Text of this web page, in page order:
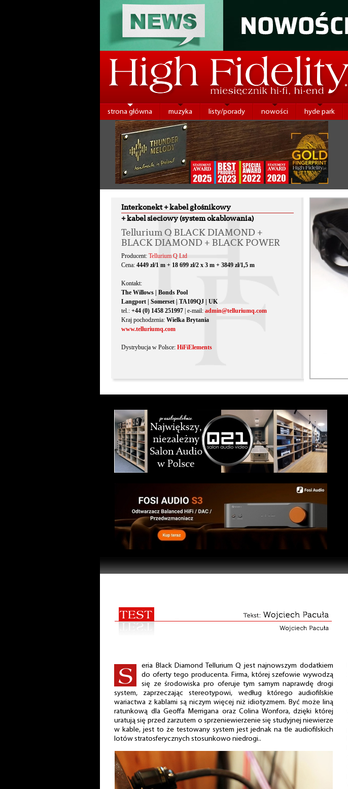
strona główna muzyka listy/porady nowości hyde park
Interkonekt + kabel głośnikowy
+ kabel sieciowy (system okablowania)
Tellurium Q BLACK DIAMOND +
BLACK DIAMOND + BLACK POWER
Producent: Tellurium Q Ltd
Cena: 4449 zł/1 m + 18 699 zł/2 x 3 m + 3849 zł/1,5 m
Kontakt:
The Willows | Bonds Pool
Langport | Somerset | TA109QJ | UK
tel.: +44 (0) 1458 251997 | e-mail: admin@telluriumq.com
Kraj pochodzenia: Wielka Brytania
www.telluriumq.com
Dystrybucja w Polsce: HiFiElements
eria Black Diamond Tellurium Q jest najnowszym dodatkiem
do oferty tego producenta. Firma, której szefowie wywodzą
się ze środowiska pro oferuje tym samym naprawdę drogi
system, zaprzeczając stereotypowi, według którego audiofilskie
wariactwa z kablami są niczym więcej niż idiotyzmem. Być może liną
ratunkową dla Geoffa Merrigana oraz Colina Wonfora, dzięki której
uratują się przed zarzutem o sprzeniewierzenie się studyjnej niewierze
w kable, jest to że testowany system jest jednak na tle audiofilskich
lotów stratosferycznych stosunkowo niedrogi..